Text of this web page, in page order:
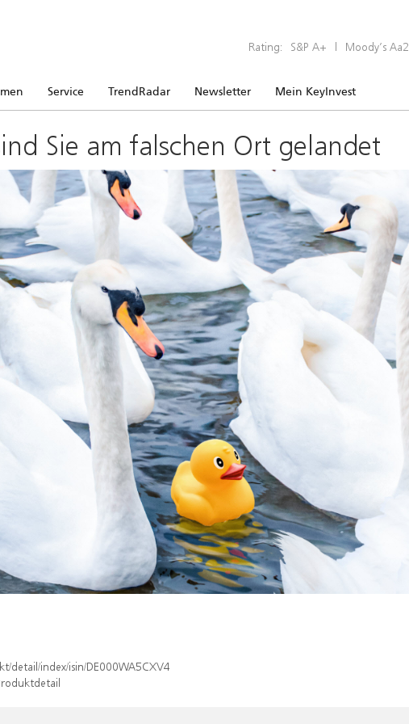
Rating: S&P A+ | Moody’s Aa2
Service TrendRadar Newsletter Mein KeyInvest
Sie am falschen Ort gelandet
detail/index/isin/DE000WA5CXV4